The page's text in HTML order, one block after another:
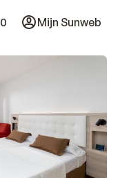
0 Mijn Sunweb